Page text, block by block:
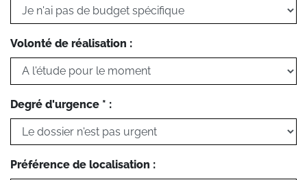
Volonté de réalisation :
Degré d'urgence * :
Préférence de localisation :